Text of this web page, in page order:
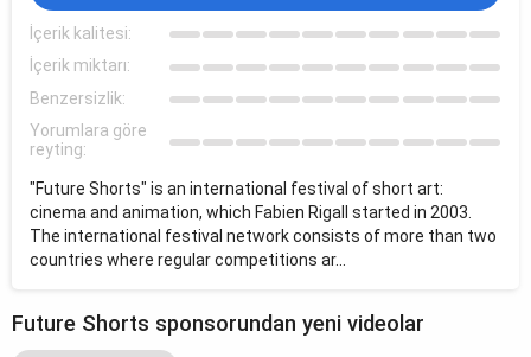
İçerik kalitesi:
İçerik miktarı:
Benzersizlik:
Yorumlara göre
reyting:
"Future Shorts" is an international festival of short art:
cinema and animation, which Fabien Rigall started in 2003.
The international festival network consists of more than two
countries where regular competitions ar...
Future Shorts sponsorundan yeni videolar